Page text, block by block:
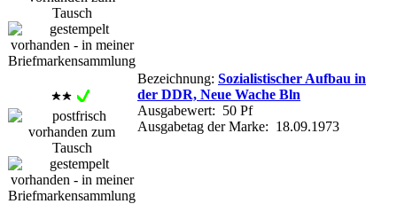
Bezeichnung: Sozialistischer Aufbau in
der DDR, Neue Wache Bln
Ausgabewert: 50 Pf
Ausgabetag der Marke: 18.09.1973